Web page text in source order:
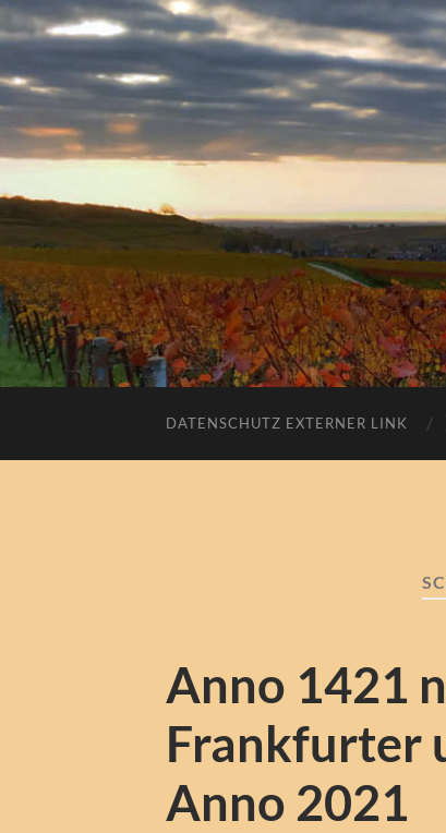
DATENSCHUTZ EXTERNER LINK
Anno 1421
Frankfurter
Anno 2021